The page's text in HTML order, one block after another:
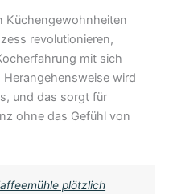
Küchengewohnheiten
revolutionieren,
mit sich
wird
und das sorgt für
ohne das Gefühl von
plötzlich